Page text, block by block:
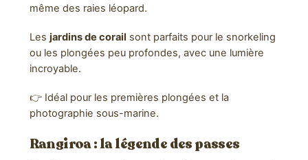
même des raies léopard.
Les jardins de corail sont parfaits pour le snorkeling
ou les plongées peu profondes, avec une lumière
incroyable.
👉 Idéal pour les premières plongées et la
photographie sous-marine.
Rangiroa: la légende des passes